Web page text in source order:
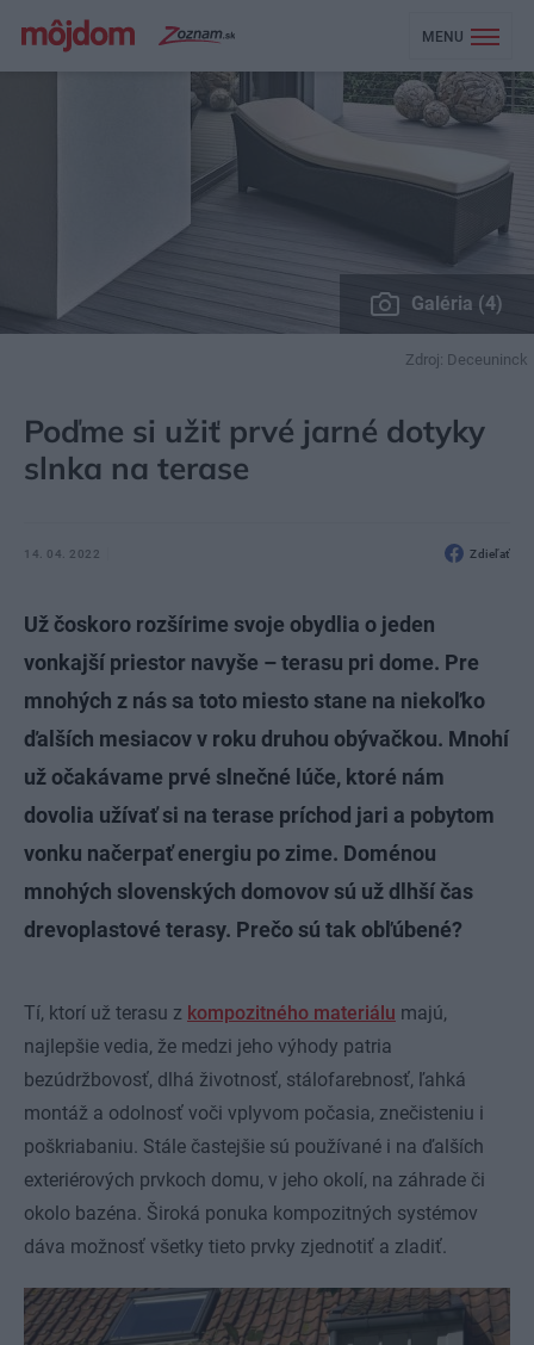
MENU
Galéria (4)
Zdroj: Deceuninck
Poďme si užiť prvé jarné dotyky
slnka na terase
14. 04. 2022 Zdieľať
Už čoskoro rozšírime svoje obydlia o jeden
vonkajší priestor navyše – terasu pri dome. Pre
mnohých z nás sa toto miesto stane na niekoľko
ďalších mesiacov v roku druhou obývačkou. Mnohí
už očakávame prvé slnečné lúče, ktoré nám
dovolia užívať si na terase príchod jari a pobytom
vonku načerpať energiu po zime. Doménou
mnohých slovenských domovov sú už dlhší čas
drevoplastové terasy. Prečo sú tak obľúbené?
Tí, ktorí už terasu z kompozitného materiálu majú,
najlepšie vedia, že medzi jeho výhody patria
bezúdržbovosť, dlhá životnosť, stálofarebnosť, ľahká
montáž a odolnosť voči vplyvom počasia, znečisteniu i
poškriabaniu. Stále častejšie sú používané i na ďalších
exteriérových prvkoch domu, v jeho okolí, na záhrade či
okolo bazéna. Široká ponuka kompozitných systémov
dáva možnosť všetky tieto prvky zjednotiť a zladiť.